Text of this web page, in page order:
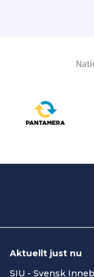
Aktuellt just nu
SIU - Svensk